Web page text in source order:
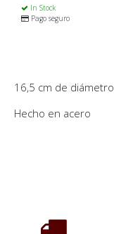
In Stock
Pago seguro
16,5 cm de diámetro
Hecho en acero